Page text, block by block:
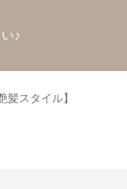
♪
髪スタイル】